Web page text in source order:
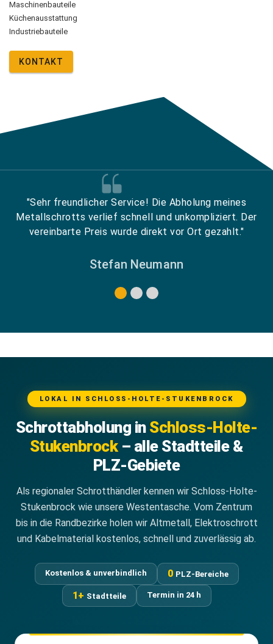
Maschinenbauteile
Küchenausstattung
Industriebauteile
KONTAKT
"Sehr freundlicher Service! Die Abholung meines
Metallschrotts verlief schnell und unkompliziert. Der
vereinbarte Preis wurde direkt vor Ort gezahlt."
Stefan Neumann
LOKAL IN SCHLOSS-HOLTE-STUKENBROCK
Schrottabholung in Schloss-Holte-
Stukenbrock– alle Stadtteile &
PLZ-Gebiete
Als regionaler Schrotthändler kennen wir Schloss-Holte-
Stukenbrock wie unsere Westentasche. Vom Zentrum
bis in die Randbezirke holen wir Altmetall, Elektroschrott
und Kabelmaterial kostenlos, schnell und zuverlässig ab.
Kostenlos & unverbindlich 0 PLZ-Bereiche
1+ Stadtteile Termin in 24 h